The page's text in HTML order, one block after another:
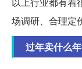
场调研、合理定
过年卖什么